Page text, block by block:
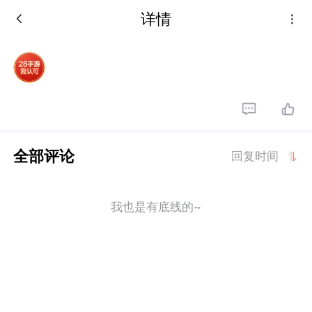
详情
全部评论 回复时间
我也是有底线的~